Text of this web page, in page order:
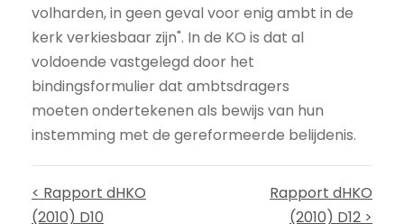
volharden, in geen geval voor enig ambt in de
kerk verkiesbaar zijn". In de KO is dat al
voldoende vastgelegd door het
bindingsformulier dat ambtsdragers
moeten ondertekenen als bewijs van hun
instemming met de gereformeerde belijdenis.
< Rapport dHKO
(2010) D10
Rapport dHKO
(2010) D12 >